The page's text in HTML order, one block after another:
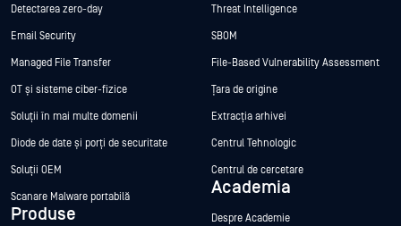
Detectarea zero-day
Email Security
Managed File Transfer
OT și sisteme ciber-fizice
Soluții în mai multe domenii
Diode de date și porți de securitate
Soluții OEM
Scanare Malware portabilă
Produse
Threat Intelligence
SBOM
File-Based Vulnerability Assessment
Țara de origine
Extracția arhivei
Centrul Tehnologic
Centrul de cercetare
Academia
Despre Academie